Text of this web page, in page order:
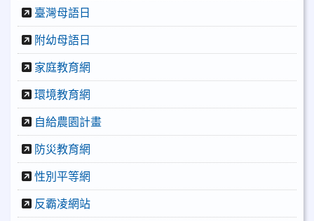
臺灣母語日
附幼母語日
家庭教育網
環境教育網
自給農園計畫
防災教育網
性別平等網
反霸凌網站